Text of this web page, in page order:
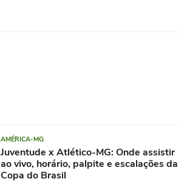
AMÉRICA-MG
Juventude x Atlético-MG: Onde assistir
ao vivo, horário, palpite e escalações da
Copa do Brasil